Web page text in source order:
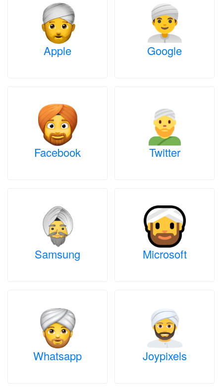
Apple Google
Facebook Twitter
Samsung Microsoft
Whatsapp Joypixels